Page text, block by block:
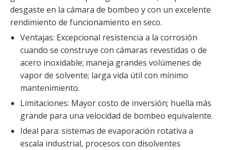
desgaste en la cámara de bombeo y con un excelente
rendimiento de funcionamiento en seco.
Ventajas: Excepcional resistencia a la corrosión
cuando se construye con cámaras revestidas o de
acero inoxidable; maneja grandes volúmenes de
vapor de solvente; larga vida útil con mínimo
mantenimiento.
Limitaciones: Mayor costo de inversión; huella más
grande para una velocidad de bombeo equivalente.
Ideal para: sistemas de evaporación rotativa a
escala industrial, procesos con disolventes